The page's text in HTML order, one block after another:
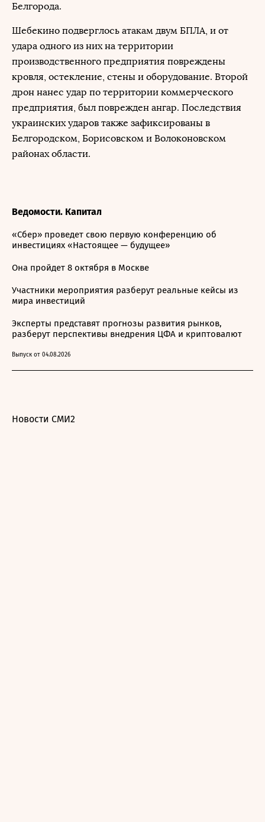
Белгорода.
Шебекино подверглось атакам двум БПЛА, и от
удара одного из них на территории
производственного предприятия повреждены
кровля, остекление, стены и оборудование. Второй
дрон нанес удар по территории коммерческого
предприятия, был поврежден ангар. Последствия
украинских ударов также зафиксированы в
Белгородском, Борисовском и Волоконовском
районах области.
Ведомости. Капитал
«Сбер» проведет свою первую конференцию об
инвестициях «Настоящее — будущее»
Она пройдет 8 октября в Москве
Участники мероприятия разберут реальные кейсы из
мира инвестиций
Эксперты представят прогнозы развития рынков,
разберут перспективы внедрения ЦФА и криптовалют
Выпуск от 04.08.2026
Новости СМИ2